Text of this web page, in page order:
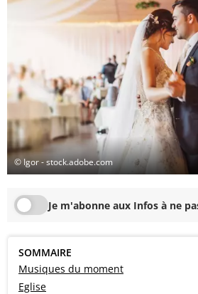
© Igor - stock.adobe.com
Je m'abonne aux Infos à ne
SOMMAIRE
Musiques du moment
Eglise